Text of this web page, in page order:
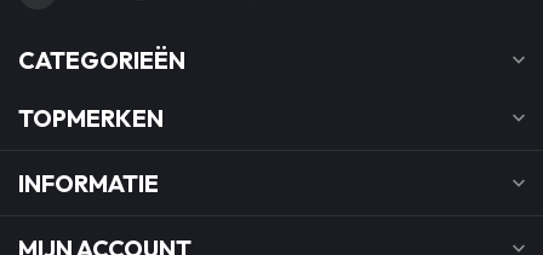
CATEGORIEËN
TOPMERKEN
INFORMATIE
MIJN ACCOUNT